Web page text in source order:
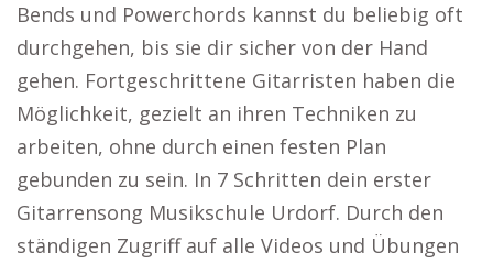
Bends und Powerchords kannst du beliebig oft
durchgehen, bis sie dir sicher von der Hand
gehen. Fortgeschrittene Gitarristen haben die
Möglichkeit, gezielt an ihren Techniken zu
arbeiten, ohne durch einen festen Plan
gebunden zu sein. In 7 Schritten dein erster
Gitarrensong Musikschule Urdorf. Durch den
ständigen Zugriff auf alle Videos und Übungen